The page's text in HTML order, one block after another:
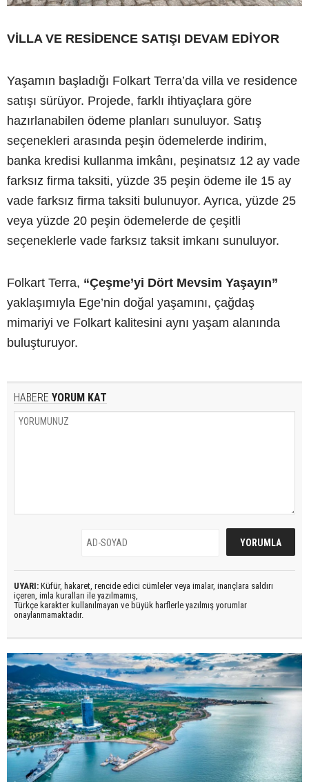
VİLLA VE RESİDENCE SATIŞI DEVAM EDİYOR
Yaşamın başladığı Folkart Terra’da villa ve residence
satışı sürüyor. Projede, farklı ihtiyaçlara göre
hazırlanabilen ödeme planları sunuluyor. Satış
seçenekleri arasında peşin ödemelerde indirim,
banka kredisi kullanma imkânı, peşinatsız 12 ay vade
farksız firma taksiti, yüzde 35 peşin ödeme ile 15 ay
vade farksız firma taksiti bulunuyor. Ayrıca, yüzde 25
veya yüzde 20 peşin ödemelerde de çeşitli
seçeneklerle vade farksız taksit imkanı sunuluyor.
Folkart Terra, “Çeşme’yi Dört Mevsim Yaşayın”
yaklaşımıyla Ege’nin doğal yaşamını, çağdaş
mimariyi ve Folkart kalitesini aynı yaşam alanında
buluşturuyor.
HABERE YORUM KAT
UYARI: Küfür, hakaret, rencide edici cümleler veya imalar, inançlara saldırı
içeren, imla kuralları ile yazılmamış,
Türkçe karakter kullanılmayan ve büyük harflerle yazılmış yorumlar
onaylanmamaktadır.